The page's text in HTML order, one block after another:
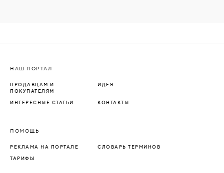
НАШ ПОРТАЛ
ПРОДАВЦАМ И
ПОКУПАТЕЛЯМ
ИДЕЯ
ИНТЕРЕСНЫЕ СТАТЬИ КОНТАКТЫ
ПОМОЩЬ
РЕКЛАМА НА ПОРТАЛЕ СЛОВАРЬ ТЕРМИНОВ
ТАРИФЫ